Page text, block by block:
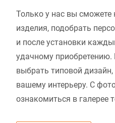
Только у нас вы сможете
изделия, подобрать
и после установки
удачному
выбрать типовой
вашему интерьеру. С
ознакомиться в галерее